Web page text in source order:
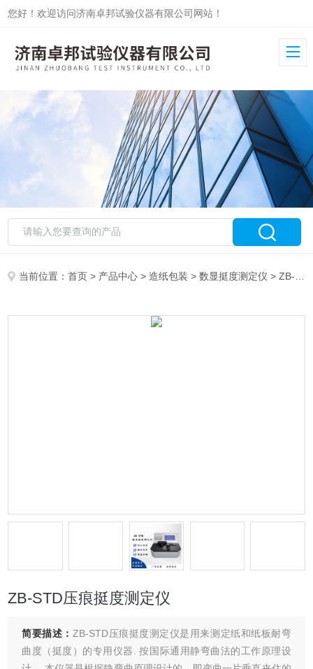
您好！欢迎访问济南卓邦试验仪器有限公司网站！
当前位置：首页 > 产品中心 >造纸包装 >数显挺度测定仪 > ZB-STD压痕挺度测定仪
ZB-STD压痕挺度测定仪
简要描述： ZB-STD压痕挺度测定仪是用来测定纸和纸板耐弯
曲度（挺度）的专用仪器. 按国际通用静弯曲法的工作原理设